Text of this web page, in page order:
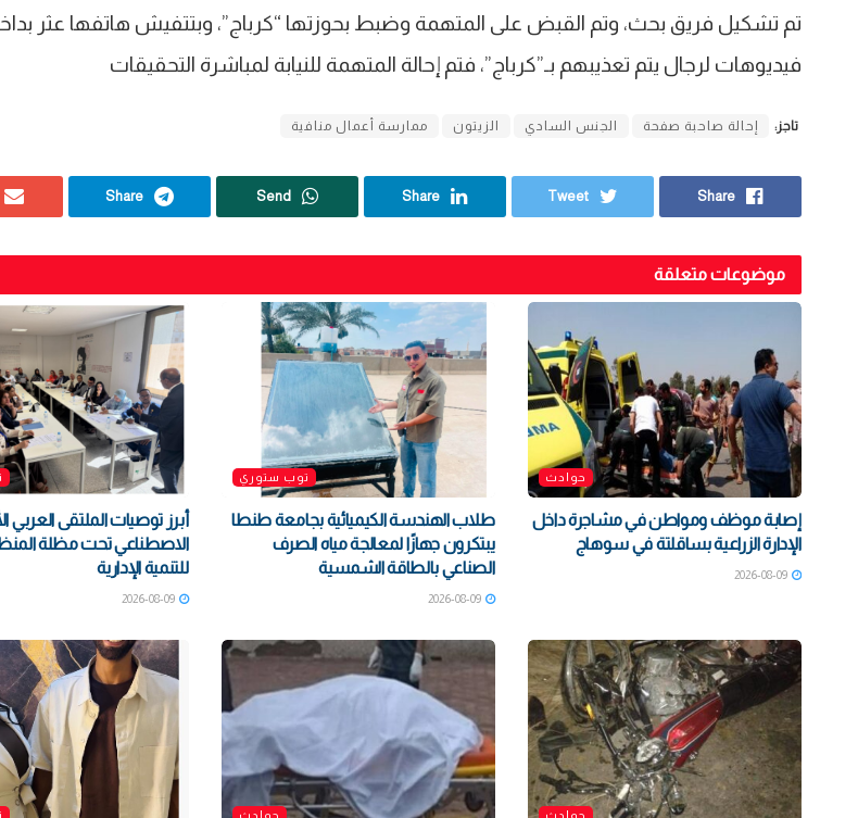
تم تشكيل فريق بحث، وتم القبض على المتهمة وضبط بحوزتها “كرباج”، وبتتفيش هاتفها عثر
فيديوهات لرجال يتم تعذيبهم بـ”كرباج”، فتم إحالة المتهمة للنيابة لمباشرة التحقيقات
تاجز: إحالة صاحبة صفحة الجنس السادي الزيتون ممارسة أعمال منافية
Share
Tweet
Share
Send
Share
موضوعات متعلقة
حوادث
إصابة موظف ومواطن في مشاجرة داخل
الإدارة الزراعية بساقلتة في سوهاج
2026-08-09
توب ستوري
طلاب الهندسة الكيميائية بجامعة طنطا
يبتكرون جهازًا لمعالجة مياه الصرف
الصناعي بالطاقة الشمسية
2026-08-09
أبرز توصيات الملتقى العربي
الاصطناعي تحت مظلة
للتنمية الإدارية
2026-08-09
حوادث حوادث